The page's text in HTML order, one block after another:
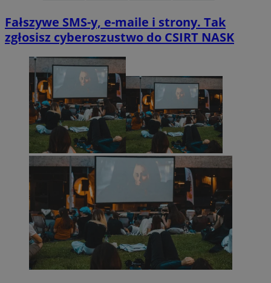
Fałszywe SMS-y, e-maile i strony. Tak
zgłosisz cyberoszustwo do CSIRT NASK